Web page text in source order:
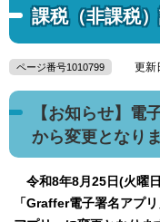
課税（非課税
ページ番号1010799 更新
【お知らせ】電
から変更となり
令和8年8月25日(火曜
「Graffer電子署名アプ